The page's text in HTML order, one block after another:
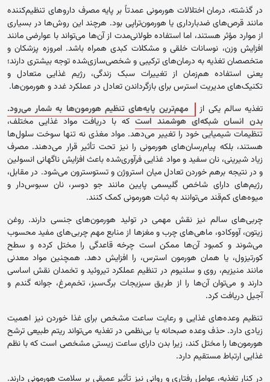
در گذشته، درمان اختلالات هورمونی عمدتاً بر پایه مصرف داروهای تنظیم‌کننده
مانند قرص‌های ضدبارداری یا هورمون‌تراپی بود. هرچند این روش‌ها در بسیاری
از موارد مؤثر هستند، اما استفاده طولانی‌مدت از آن‌ها می‌تواند با عوارضی مانند
افزایش وزن، نوسانات خلقی و مشکلات کبدی همراه باشد. امروزه پزشکان و
متخصصان تغذیه به درمان‌های ترکیبی و شخصی‌سازی‌شده توجه بیشتری دارند؛
یعنی استفاده هم‌زمان از تغییرات سبک زندگی، رژیم غذایی متعادل و
تکنیک‌های مدیریت استرس برای بازگرداندن تعادل در عملکرد غدد و هورمون‌ها.
تغذیه سالم یکی از
مهم‌ترین پایه‌های تنظیم هورمون‌ها به شمار می‌رود.
بدن انسان شبکه‌ای هوشمند است که با دریافت مواد غذایی مختلف،
تنظیمات شیمیایی خود را تغییر می‌دهد. مواد مغذی نه تنها سوخت سلول‌ها
هستند، بلکه پیام‌رسان‌های هورمونی را نیز تحت تأثیر قرار می‌دهند. مصرف
زیاد شیرینی، نان سفید و مواد غذایی فرآوری‌شده باعث افزایش ناگهانی انسولین
و در نتیجه برهم خوردن تعادل میان استروژن و تستوسترون می‌شود. در مقابل،
رژیم‌های دارای شاخص گلیسمی پایین مانند جو دوسر، نان سبوس‌دار و
میوه‌های کم‌قند می‌توانند به ثبات هورمونی کمک کنند.
چربی‌های سالم نیز نقش مهمی در تولید هورمون‌های جنسی دارند. روغن
زیتون، آووکادو، ماهی‌های چرب و مغزها از منابع مهم چربی‌های مفید محسوب
می‌شوند و کمبود آن‌ها ممکن است چرخه قاعدگی را مختل کرده و سطح
کورتیزول، یا همان هورمون استرس، را افزایش دهد. همچنین مواد معدنی
مانند منیزیم، روی و سلنیوم در تنظیم عملکرد تیروئید و تخمدان نقش اساسی
دارند و می‌توان آن‌ها را از طریق سبزیجات برگ‌سبز، تخم‌مرغ، جوانه گندم و
آجیل دریافت کرد.
تنظیم وعده‌های غذایی و رعایت ساعت مشخص برای غذا خوردن نیز اهمیت
زیادی دارد. حذف وعده صبحانه یا بی‌نظمی در تغذیه می‌تواند ریتم طبیعی ترشح
هورمون‌ها را مختل کند، زیرا بدن دارای ساعت زیستی مشخصی است که با نظم
غذایی ارتباط مستقیم دارد.
در کنار تغذیه، عوامل رفتاری و روانی نیز تأثیر عمیقی بر سلامت هورمونی دارند.